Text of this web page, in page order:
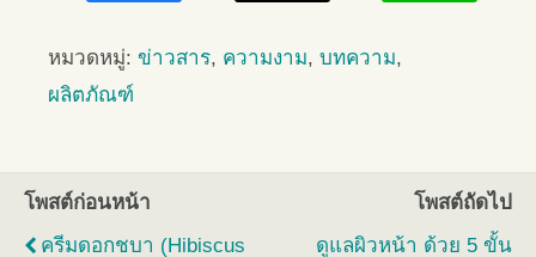
หมวดหมู่: ข่าวสาร, ความงาม, บทความ,
ผลิตภัณฑ์
โพสต์ก่อนหน้า
ครีมดอกชบา (Hibiscus
โพสต์ถัดไป
ดูแลผิวหน้า ด้วย 5 ขั้น